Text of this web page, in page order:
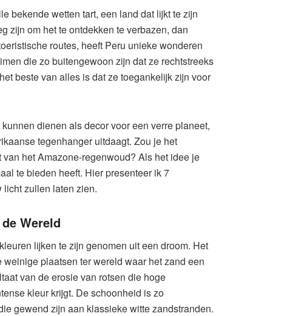
bekende wetten tart, een land dat lijkt te zijn
zijn om het te ontdekken te verbazen, dan
routes, heeft Peru unieke wonderen
die zo buitengewoon zijn dat ze rechtstreeks
beste van alles is dat ze toegankelijk zijn voor
dienen als decor voor een verre planeet,
tegenhanger uitdaagt. Zou je het
het Amazone-regenwoud? Als het idee je
te bieden heeft. Hier presenteer ik 7
zullen laten zien.
Wereld
lijken te zijn genomen uit een droom. Het
plaatsen ter wereld waar het zand een
van de erosie van rotsen die hoge
kleur krijgt. De schoonheid is zo
gewend zijn aan klassieke witte zandstranden.